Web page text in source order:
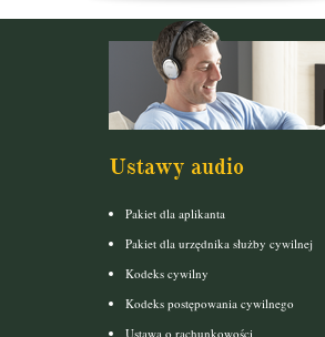
Ustawy audio
Pakiet dla aplikanta
Pakiet dla urzędnika służby cywilnej
Kodeks cywilny
Kodeks postępowania cywilnego
Ustawa o rachunkowości